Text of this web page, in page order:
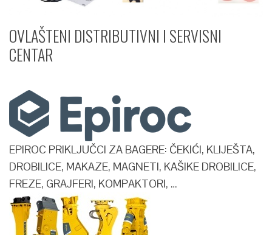
OVLAŠTENI DISTRIBUTIVNI I SERVISNI
CENTAR​
EPIROC PRIKLJUČCI ZA BAGERE: ČEKIĆI, KLIJEŠTA,
DROBILICE, MAKAZE, MAGNETI, KAŠIKE DROBILICE,
FREZE, GRAJFERI, KOMPAKTORI, …